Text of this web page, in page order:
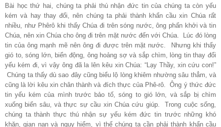
Bài học thứ hai, chúng ta phải thú nhận đức tin của chúng ta còn yếu
kém và hay thay đổi, nên chúng ta phải thành khẩn cầu xin Chúa rất
nhiều, như Phêrô khi thấy Chúa đi trên sóng nước, ông phấn khởi và tin
Chúa, nên xin Chúa cho ông đi trên mặt nước đến với Chúa. Lúc đó lòng
tin của ông mạnh mẽ nên ông đi được trên mặt nước. Nhưng khi thấy
gió to, sóng lớn, biển động, ông hoảng sợ và sắp chìm, lòng tin thay đổi
yếu kém đi, vì vậy ông đã la lên kêu xin Chúa: “Lạy Thầy, xin cứu con!”
Chúng ta thấy dù sao đây cũng biểu lộ lòng khiêm nhường sâu thẳm, và
cũng là lời kêu xin chân thành và đích thực của Phê-rô. Ông ý thức đức
tin yếu kém của mình trước bảo tố, sóng to gió lớn, và sắp bị chìm
xuống biển sâu, và thực sự cầu xin Chúa cứu giúp. Trong cuộc sống,
chúng ta thành thực thú nhận sự yếu kém đức tin trước những khó
khăn, gian nan và nguy hiểm, vì thế chúng ta cần phải thành khẩn cầu